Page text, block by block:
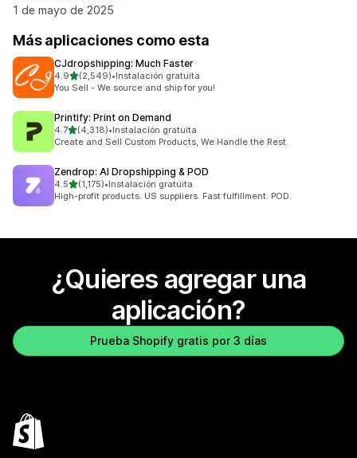
1 de mayo de 2025
Más aplicaciones como esta
CJdropshipping: Much Faster
4.9de 5 estrellas
(2,549)
2549 reseñas en total
•Instalación gratuita
You Sell - We source and ship for you!
Printify: Print on Demand
4.7de 5 estrellas
(4,318)
4318 reseñas en total
•Instalación gratuita
Create and Sell Custom Products, We Handle the Rest.
Zendrop: AI Dropshipping & POD
4.5de 5 estrellas
(1,175)
1175 reseñas en total
•Instalación gratuita
High-profit products. US suppliers. Fast fulfillment. POD.
¿Quieres agregar una
aplicación?
Prueba Shopify gratis por 3 días